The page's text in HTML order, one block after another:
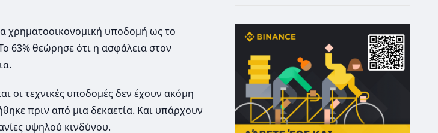
χρηματοοικονομική υποδομή ως το
63% θεώρησε ότι η ασφάλεια στον
οι τεχνικές υποδομές δεν έχουν ακόμη
πριν από μια δεκαετία. Και υπάρχουν
υψηλού κινδύνου.